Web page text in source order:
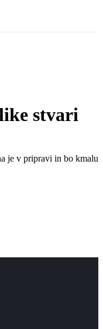
stvari
je v pripravi in ​​bo kmalu